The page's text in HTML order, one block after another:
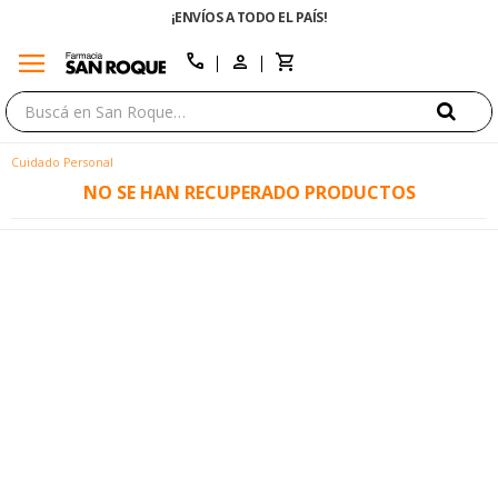
¡ENVÍOS A TODO EL PAÍS!
menu call
Cuidado Personal
NO SE HAN RECUPERADO PRODUCTOS
close